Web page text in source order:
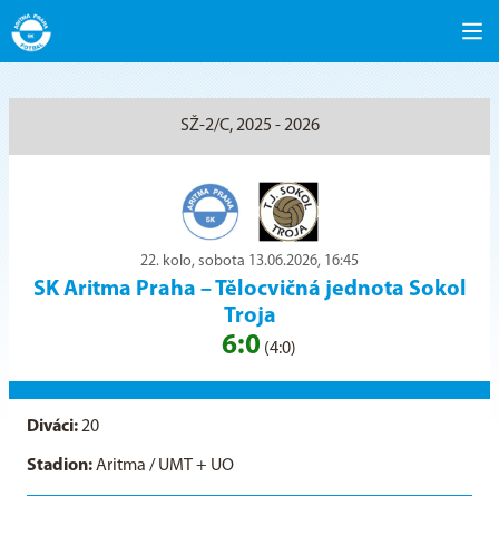
SŽ-2/C, 2025 - 2026
22. kolo, sobota 13.06.2026, 16:45
SK Aritma Praha –Tělocvičná jednota Sokol
Troja
6:0 (4:0)
Diváci:20
Stadion:Aritma / UMT + UO